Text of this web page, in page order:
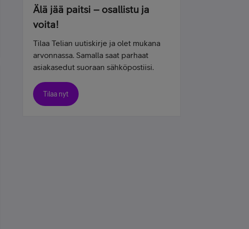
Älä jää paitsi – osallistu ja
voita!
Tilaa Telian uutiskirje ja olet mukana
arvonnassa. Samalla saat parhaat
asiakasedut suoraan sähköpostiisi.
Tilaa nyt